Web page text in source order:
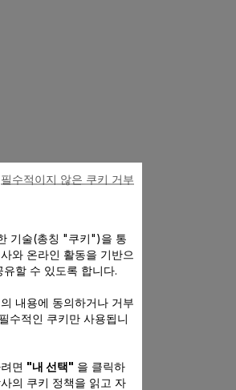
기술(총칭 "쿠키")을 통
와 온라인 활동을 기반으
할 수 있도록 합니다.
내용에 동의하거나 거부
수적인 쿠키만 사용됩니
면 "내 선택" 을 클릭하
의 쿠키 정책을 읽고 자
필수적이지 않은 쿠키 거부